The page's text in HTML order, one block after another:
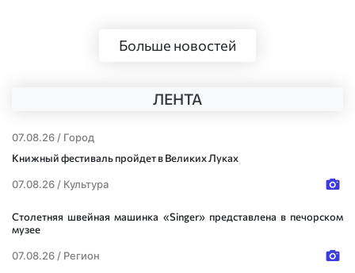
Больше новостей
ЛЕНТА
07.08.26 / Город
Книжный фестиваль пройдет в Великих Луках
07.08.26 / Культура
Столетняя швейная машинка «Singer» представлена в печорском
музее
07.08.26 / Регион